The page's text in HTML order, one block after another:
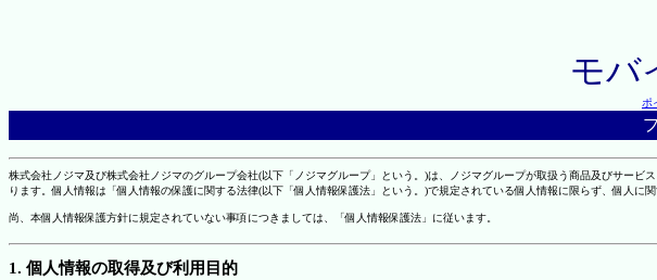
モバ
ポ
株式会社ノジマ及び株式会社ノジマのグループ会社(以下「ノジマグループ」という。)は、ノジマグループが取扱う商品及びサー
ります。個人情報は「個人情報の保護に関する法律(以下「個人情報保護法」という。)で規定されている個人情報に限らず、個人
尚、本個人情報保護方針に規定されていない事項につきましては、「個人情報保護法」に従います。
1. 個人情報の取得及び利用目的